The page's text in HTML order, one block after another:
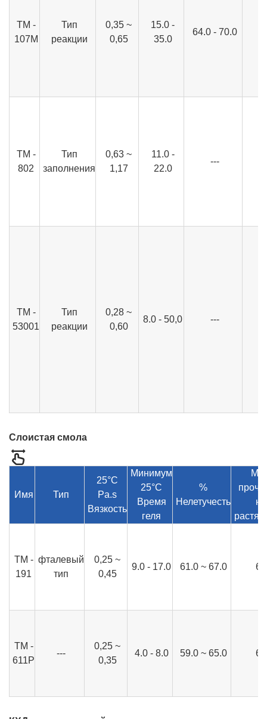
ТМ -
107М
Тип
реакции
0,35 ~
0,65
15.0 -
35.0
64.0 - 70.0
ТМ -
802
Тип
заполнения
0,63 ~
1,17
11.0 -
22.0
---
ТМ -
53001
Тип
реакции
0,28 ~
0,60
8.0 - 50,0 ---
Слоистая смола
Имя Тип
25°C
Pa.s
Вязкость
Минимум
25°C
Время
геля
%
Нелетучесть
на
ТМ -
191
фталевый
тип
0,25 ~
0,45
9.0 - 17.0 61.0 ~ 67.0 60
ТМ -
611Р
---
0,25 ~
0,35
4.0 - 8.0 59.0 ~ 65.0 61